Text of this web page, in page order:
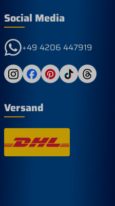
Social Media
+49 4206 447919
Versand